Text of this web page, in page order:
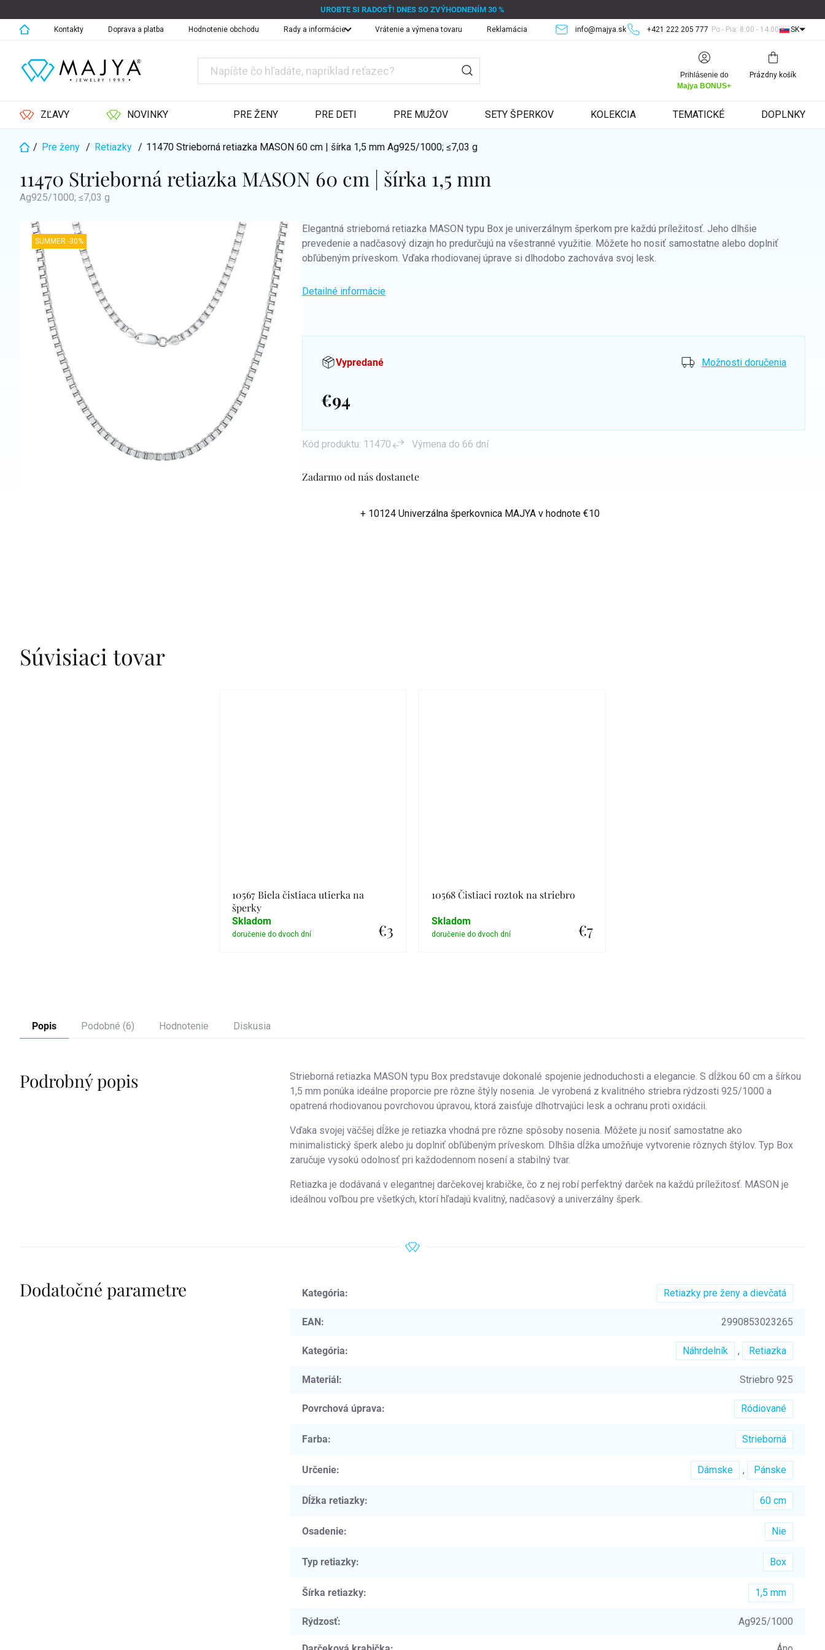
na
obsah
UROBTE SI RADOSŤ! DNES SO ZVÝHODNENÍM 30 %
+421 222 205 777 Po - Pia: 8:00 - 14:00
info@majya.sk
Kontakty Doprava a platba Hodnotenie obchodu Rady a informácie Vrátenie a výmena tovaru Reklamácia SK
Prihlásenie do
Majya BONUS+
Nákupný
košík
Prázdny košík
ZĽAVY NOVINKY PRE ŽENY PRE DETI PRE MUŽOV SETY ŠPERKOV KOLEKCIA TEMATICKÉ DOPLNKY
Domov
/ Pre ženy / Retiazky / 11470 Strieborná retiazka MASON 60 cm | šírka 1,5 mmAg925/1000; ≤7,03 g
11470 Strieborná retiazka MASON 60 cm | šírka 1,5 mm
Ag925/1000; ≤7,03 g
SUMMER -30%
Zadarmo od nás dostanete
+ 10124 Univerzálna šperkovnica MAJYA v hodnote €10
Elegantná strieborná retiazka MASON typu Box je univerzálnym šperkom pre každú príležitosť. Jeho dlhšie
prevedenie a nadčasový dizajn ho predurčujú na všestranné využitie. Môžete ho nosiť samostatne alebo doplniť
obľúbeným príveskom. Vďaka rhodiovanej úprave si dlhodobo zachováva svoj lesk.
Detailné informácie
Vypredané Možnosti doručenia
€94
cena:
Kód produktu: 11470 Výmena do 66 dní
Súvisiaci tovar
10567 Biela čistiaca utierka na
šperky
€3
Skladom
10568 Čistiaci roztok na striebro
€7
Skladom
Popis Podobné (6) Hodnotenie Diskusia
Podrobný popis
Strieborná retiazka MASON typu Box predstavuje dokonalé spojenie jednoduchosti a elegancie. S dĺžkou 60 cm a šírkou
1,5 mm ponúka ideálne proporcie pre rôzne štýly nosenia. Je vyrobená z kvalitného striebra rýdzosti 925/1000 a
opatrená rhodiovanou povrchovou úpravou, ktorá zaisťuje dlhotrvajúci lesk a ochranu proti oxidácii.
Vďaka svojej väčšej dĺžke je retiazka vhodná pre rôzne spôsoby nosenia. Môžete ju nosiť samostatne ako
minimalistický šperk alebo ju doplniť obľúbeným príveskom. Dlhšia dĺžka umožňuje vytvorenie rôznych štýlov. Typ Box
zaručuje vysokú odolnosť pri každodennom nosení a stabilný tvar.
Retiazka je dodávaná v elegantnej darčekovej krabičke, čo z nej robí perfektný darček na každú príležitosť. MASON je
ideálnou voľbou pre všetkých, ktorí hľadajú kvalitný, nadčasový a univerzálny šperk.
Dodatočné parametre Kategória: Retiazky pre ženy a dievčatá
EAN: 2990853023265
Kategória: Náhrdelník , Retiazka
Materiál: Striebro 925
Povrchová úprava: Ródiované
Farba: Strieborná
Určenie: Dámske , Pánske
Dĺžka retiazky: 60 cm
Osadenie: Nie
Typ retiazky: Box
Šírka retiazky: 1,5 mm
Rýdzosť: Ag925/1000